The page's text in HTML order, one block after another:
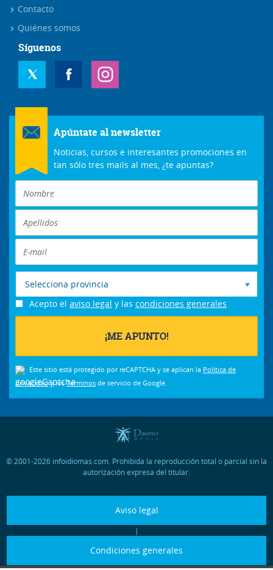
Contacto
Quiénes somos
Síguenos
Apúntate al newsletter
Noticias, cursos e interesantes promociones en
tan sólo tres mails al mes, ¿te apuntas?
Selecciona provincia
Acepto el aviso legal y las condiciones generales
Este sitio está protegido por reCAPTCHA y se aplican la Política de
privacidady losTérminos de servicio de Google.
© 2001-2026 infoidiomas.com. Prohibida la reproducción total o parcial sin la
autorización expresa del titular.
Aviso legal
|
Condiciones generales